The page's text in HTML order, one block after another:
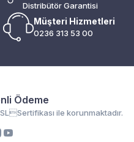
Distribütör Garantisi
Müşteri Hizmetleri
0236 313 53 00
Ödeme
ile korunmaktadır.